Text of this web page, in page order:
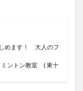
めます！ 大人のフ
ミントン教室 ( 東十